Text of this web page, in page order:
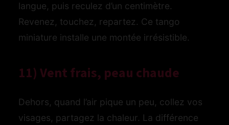
langue, puis reculez d’un centimètre.
Revenez, touchez, repartez. Ce tango
miniature installe une montée irrésistible.
11) Vent frais, peau chaude
Dehors, quand l’air pique un peu, collez vos
visages, partagez la chaleur. La différence